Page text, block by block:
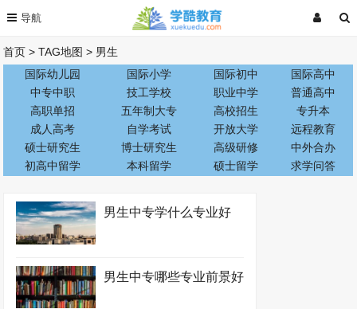
首页 >TAG地图 > 男生
国际幼儿园
国际小学 国际初中
国际高中
中专中职
技工学校 职业中学
普通高中
高职单招
五年制大专 高校招生
专升本
成人高考
自学考试 开放大学
远程教育
硕士研究生
博士研究生 高级研修
中外合办
初高中留学
本科留学 硕士留学 求学问答
男生中专学什么专业好
男生中专哪些专业前景好